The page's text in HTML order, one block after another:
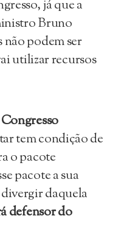
já que a
Bruno
podem ser
utilizar recursos
Congresso
tem condição de
o pacote
pacote a sua
daquela
defensor do